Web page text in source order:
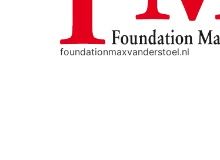
foundationmaxvanderstoel.nl